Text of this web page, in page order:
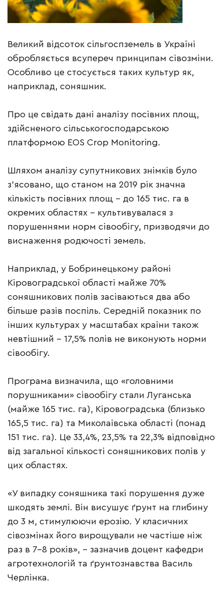
Великий відсоток сільгоспземель в Україні
обробляється всупереч принципам сівозміни.
Особливо це стосується таких культур як,
наприклад, соняшник.
Про це свідать дані аналізу посівних площ,
здійсненого сільськогосподарською
платформою EOS Crop Monitoring.
Шляхом аналізу супутникових знімків було
з’ясовано, що станом на 2019 рік значна
кількість посівних площ – до 165 тис. га в
окремих областях – культивувалася з
порушеннями норм сівообігу, призводячи до
виснаження родючості земель.
Наприклад, у Бобринецькому районі
Кіровоградської області майже 70%
соняшникових полів засіваються два або
більше разів поспіль. Середній показник по
інших культурах у масштабах країни також
невтішний – 17,5% полів не виконують норми
сівообігу.
Програма визначила, що «головними
порушниками» сівообігу стали Луганська
(майже 165 тис. га), Кіровоградська (близько
165,5 тис. га) та Миколаївська області (понад
151 тис. га). Це 33,4%, 23,5% та 22,3% відповідно
від загальної кількості соняшникових полів у
цих областях.
«У випадку соняшника такі порушення дуже
шкодять землі. Він висушує ґрунт на глибину
до 3 м, стимулюючи ерозію. У класичних
сівозмінах його вирощували не частіше ніж
раз в 7-8 років», – зазначив доцент кафедри
агротехнологій та ґрунтознавства Василь
Черлінка.